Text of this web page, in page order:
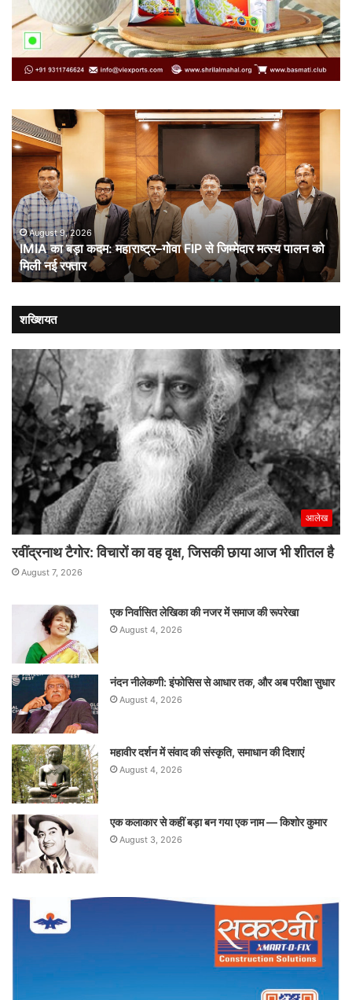
IMIA
का
बड़ा
कदम:
महाराष्ट्र–
गोवा
FIP
से
जिम्मेदार
मत्स्य
पालन
मिली
नई
रफ्तार
August 9, 2026
IMIA का बड़ा कदम: महाराष्ट्र–गोवा FIP से जिम्मेदार मत्स्य पालन को
मिली नई रफ्तार
शख्शियत
आलेख
रवींद्रनाथ टैगोर: विचारों का वह वृक्ष, जिसकी छाया आज भी शीतल है
August 7, 2026
एक निर्वासित लेखिका की नजर में समाज की रूपरेखा
August 4, 2026
नंदन नीलेकणी: इंफोसिस से आधार तक, और अब परीक्षा सुधार
August 4, 2026
महावीर दर्शन में संवाद की संस्कृति, समाधान की दिशाएं
August 4, 2026
एक कलाकार से कहीं बड़ा बन गया एक नाम — किशोर कुमार
August 3, 2026